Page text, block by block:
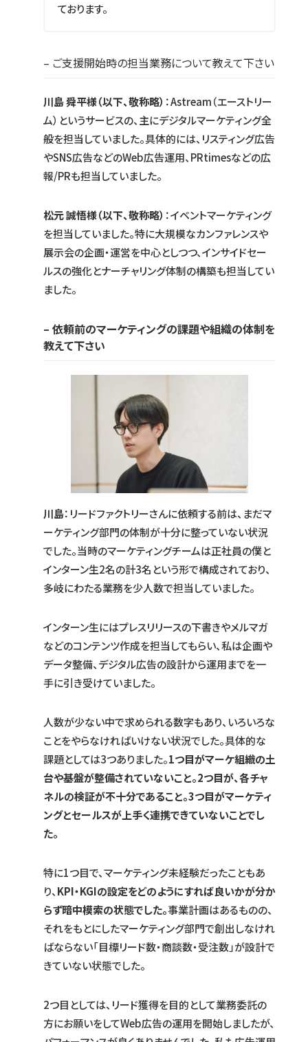
ております。
– ご支援開始時の担当業務について教えて下さい
川島 舜平様（以下、敬称略） ：Astream（エーストリー
ム）というサービスの、主にデジタルマーケティング全
般を担当していました。具体的には、リスティング広告
やSNS広告などのWeb広告運用、PRtimesなどの広
報/PRも担当していました。
松元 誠悟様（以下、敬称略） ：イベントマーケティング
を担当していました。特に大規模なカンファレンスや
展示会の企画・運営を中心としつつ、インサイドセー
ルスの強化とナーチャリング体制の構築も担当してい
ました。
– 依頼前のマーケティングの課題や組織の体制を
教えて下さい
川島：リードファクトリーさんに依頼する前は、まだマ
ーケティング部門の体制が十分に整っていない状況
でした。当時のマーケティングチームは正社員の僕と
インターン生2名の計3名という形で構成されており、
多岐にわたる業務を少人数で担当していました。
インターン生にはプレスリリースの下書きやメルマガ
などのコンテンツ作成を担当してもらい、私は企画や
データ整備、デジタル広告の設計から運用までを一
手に引き受けていました。
人数が少ない中で求められる数字もあり、いろいろな
ことをやらなければいけない状況でした。具体的な
課題としては3つありました。1つ目がマーケ組織の土
台や基盤が整備されていないこと。2つ目が、各チャ
ネルの検証が不十分であること。3つ目がマーケティ
ングとセールスが上手く連携できていないことでし
た。
特に1つ目で、マーケティング未経験だったこともあ
り、KPI・KGIの設定をどのようにすれば良いかが分か
らず暗中模索の状態でした。事業計画はあるものの、
それをもとにしたマーケティング部門で創出しなけれ
ばならない「目標リード数・商談数・受注数」が設計で
きていない状態でした。
2つ目としては、リード獲得を目的として業務委託の
方にお願いをしてWeb広告の運用を開始しましたが、